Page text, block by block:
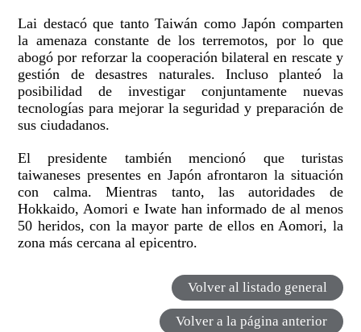
Lai destacó que tanto Taiwán como Japón comparten
la amenaza constante de los terremotos, por lo que
abogó por reforzar la cooperación bilateral en rescate y
gestión de desastres naturales. Incluso planteó la
posibilidad de investigar conjuntamente nuevas
tecnologías para mejorar la seguridad y preparación de
sus ciudadanos.
El presidente también mencionó que turistas
taiwaneses presentes en Japón afrontaron la situación
con calma. Mientras tanto, las autoridades de
Hokkaido, Aomori e Iwate han informado de al menos
50 heridos, con la mayor parte de ellos en Aomori, la
zona más cercana al epicentro.
Volver al listado general
Volver a la página anterior